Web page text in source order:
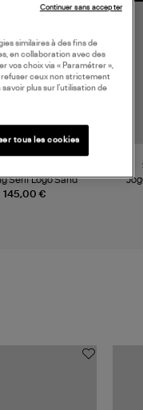
145,00 €
Serif Logo Sand
similaires à des fins de
en collaboration avec des
vos choix via « Paramétrer »,
refuser ceux non strictement
plus sur l’utilisation de
tous les cookies
Continuer sans accepter